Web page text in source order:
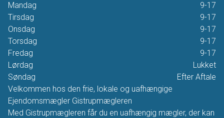
Mandag
9-17
Tirsdag
9-17
Onsdag
9-17
Torsdag
9-17
Fredag
9-17
Lørdag
Lukket
Søndag
Efter Aftale
Velkommen hos den frie, lokale og uafhængige
Ejendomsmægler Gistrupmægleren
Med Gistrupmægleren får du en uafhængig mægler, der kan